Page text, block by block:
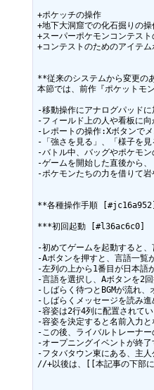
+ポケッチの操作
+地下大洞窟での化石掘りの操
+スーパーポケモンコンテスト
+コンテストのためのアイテ
**従来のシステムから変更
本節では、前作『ポケットモ
-移動操作にアナログパッド
-フィールド上の人や看板に
-レポートの操作:Xボタンで
-「強さを見る」、「様子を見
-バトル中、バッグやポケモン
-ゲームを開始した直後から、
-ポケモンたちの力を借りて
**各種操作手順 [#jc16a952]
***初回起動 [#l36ac6c0]
-初めてゲームを起動すると、
-Aボタンを押すと、言語一覧
-左列の上から1番目が日本語
-言語を選択し、Aボタンを2回
-しばらく待つとBGMが流れ、
-しばらくメッセージを読み
-容姿は2行4列に配置されて
-容姿を決定すると名前入力
-この後、ライバルトレーナ
-オープニングイベントが終了
-フタバタウン東にある、主人
//+以後は、[[本記事の下部